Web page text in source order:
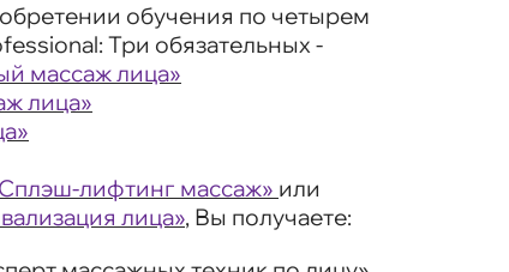
обучения по четырем
Три обязательных -
массаж лица»
лица»
лифтинг массаж» или
лица», Вы получаете: